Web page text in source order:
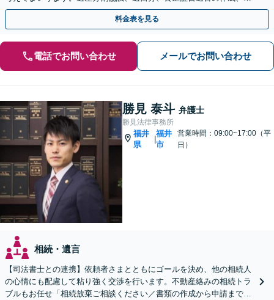
活などどのようなお悩みもご相談ください【駐車場あり】
料金表を見る
電話でお問い合わせ メールでお問い合わせ
勝見 泰斗 弁護士
勝見法律事務所
福井
県
|
福井
市
営業時間：09:00~17:00（平
日）
相続・遺言
【司法書士との連携】依頼者さまとともにゴールを決め、他の相続人
の心情にも配慮して粘り強く交渉を行います。不動産絡みの相続トラ
ブルもお任せ「相続放棄ご相談ください／書類の作成から申請まで一